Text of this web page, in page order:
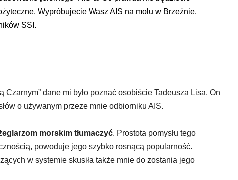
Wypróbujecie Wasz AIS na molu w Brzeźnie.
SSI.
Czarnym” dane mi było poznać osobiście Tadeusza Lisa. On
o używanym przeze mnie odbiorniku AIS.
morskim tłumaczyć. Prostota pomysłu tego
powoduje jego szybko rosnącą popularność.
w systemie skusiła także mnie do zostania jego